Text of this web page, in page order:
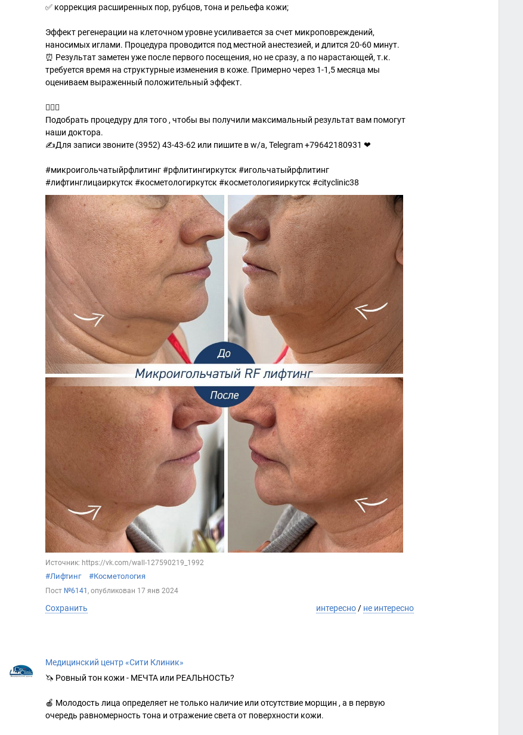
✅ коррекция расширенных пор, рубцов, тона и рельефа кожи;
Эффект регенерации на клеточном уровне усиливается за счет микроповреждений,
наносимых иглами. Процедура проводится под местной анестезией, и длится 20-60 минут.
⏰ Результат заметен уже после первого посещения, но не сразу, а по нарастающей, т.к.
требуется время на структурные изменения в коже. Примерно через 1-1,5 месяца мы
оцениваем выраженный положительный эффект.
👩🏻‍⚕
Подобрать процедуру для того , чтобы вы получили максимальный результат вам помогут
наши доктора.
✍Для записи звоните (3952) 43-43-62 или пишите в w/a, Telegram +79642180931 ❤
#микроигольчатыйрфлитинг #рфлитингиркутск #игольчатыйрфлитинг
#лифтинглицаиркутск #косметологиркутск #косметологияиркутск #cityclinic38
Источник: https://vk.com/wall-127590219_1992
#Лифтинг #Косметология
Пост №6141 , опубликован 17 янв 2024
Сохранить интересно / не интересно
Медицинский центр «Сити Клиник»
🦄 Ровный тон кожи - МЕЧТА или РЕАЛЬНОСТЬ?
🍎 Молодость лица определяет не только наличие или отсутствие морщин , а в первую
очередь равномерность тона и отражение света от поверхности кожи.